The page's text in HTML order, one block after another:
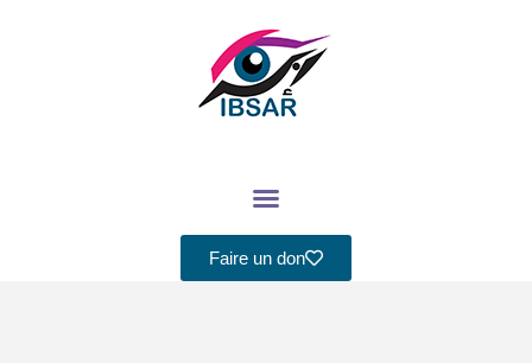
Faire un don